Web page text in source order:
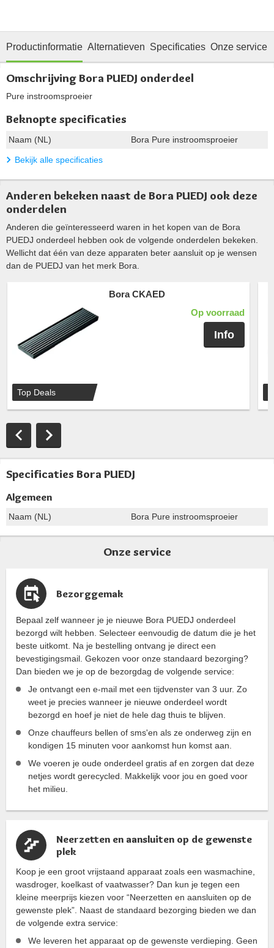
Productinformatie Alternatieven Specificaties Onze service
Omschrijving Bora PUEDJ onderdeel
Pure instroomsproeier
Beknopte specificaties
Naam (NL) Bora Pure instroomsproeier
Bekijk alle specificaties
Anderen bekeken naast de Bora PUEDJ ook deze
onderdelen
Anderen die geïnteresseerd waren in het kopen van de Bora
PUEDJ onderdeel hebben ook de volgende onderdelen bekeken.
Wellicht dat één van deze apparaten beter aansluit op je wensen
dan de PUEDJ van het merk Bora.
Top Deals
Bora CKAED
Op voorraad
Info
Specificaties Bora PUEDJ
Algemeen
Naam (NL) Bora Pure instroomsproeier
Onze service
Bezorggemak
Bepaal zelf wanneer je je nieuwe Bora PUEDJ onderdeel
bezorgd wilt hebben. Selecteer eenvoudig de datum die je het
beste uitkomt. Na je bestelling ontvang je direct een
bevestigingsmail. Gekozen voor onze standaard bezorging?
Dan bieden we je op de bezorgdag de volgende service:
Je ontvangt een e-mail met een tijdvenster van 3 uur. Zo
weet je precies wanneer je nieuwe onderdeel wordt
bezorgd en hoef je niet de hele dag thuis te blijven.
Onze chauffeurs bellen of sms'en als ze onderweg zijn en
kondigen 15 minuten voor aankomst hun komst aan.
We voeren je oude onderdeel gratis af en zorgen dat deze
netjes wordt gerecycled. Makkelijk voor jou en goed voor
het milieu.
Neerzetten en aansluiten op de gewenste
plek
Koop je een groot vrijstaand apparaat zoals een wasmachine,
wasdroger, koelkast of vaatwasser? Dan kun je tegen een
kleine meerprijs kiezen voor “Neerzetten en aansluiten op de
gewenste plek”. Naast de standaard bezorging bieden we dan
de volgende extra service:
We leveren het apparaat op de gewenste verdieping. Geen